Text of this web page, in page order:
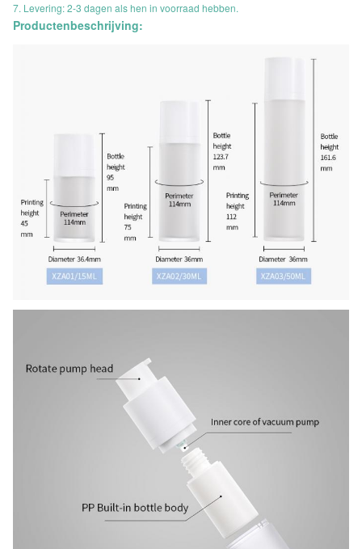
7. Levering: 2-3 dagen als hen in voorraad hebben.
Productenbeschrijving: